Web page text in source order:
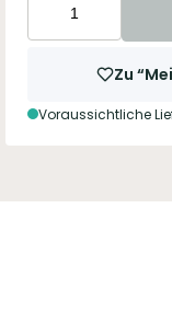
Zu
Voraussichtliche